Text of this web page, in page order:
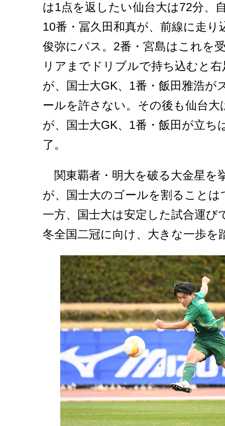
は1点を返したい仙台大は72分、
10番・冨久田和真が、前線に走り
俊弥にパス。2番・宮島はこれを
リアまでドリブルで持ち込むと
が、国士大GK、1番・飯田雅浩が
ールを許さない。その後も仙台大
が、国士大GK、1番・飯田が立ち
了。
関東覇者・明大を破る大金星を
が、国士大のゴールを割ること
一方、国士大は安定した試合運び
冬全国二冠に向け、大きな一歩を